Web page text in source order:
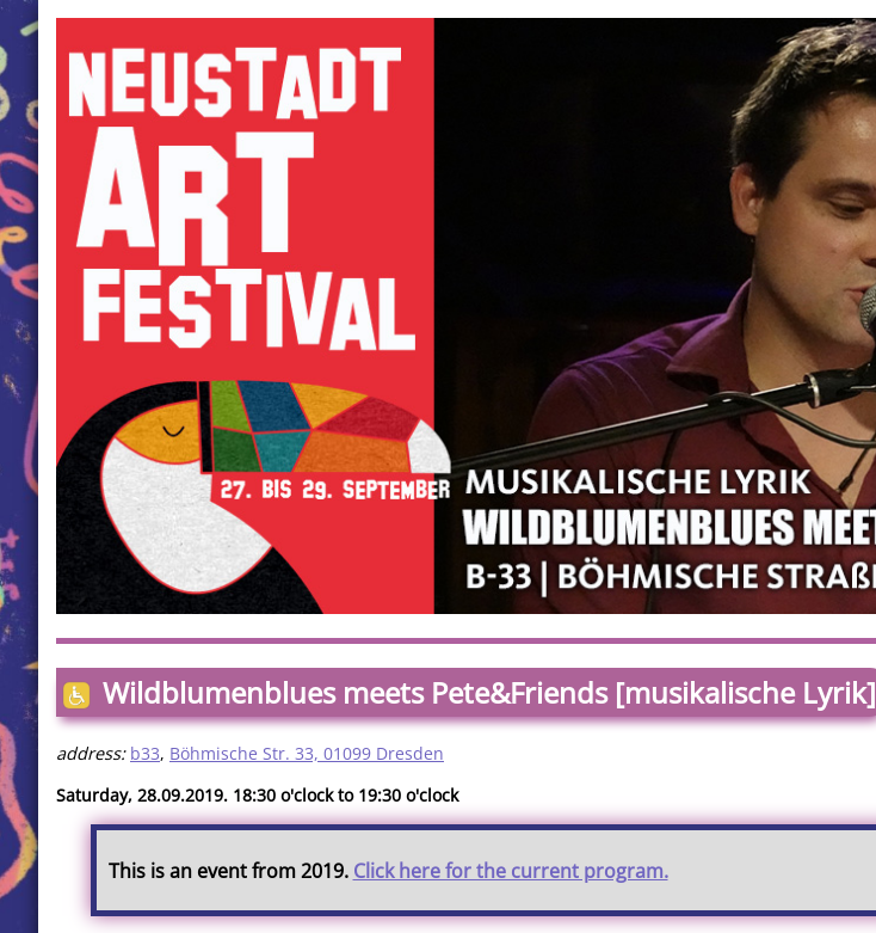
Wildblumenblues meets Pete&Friends [musikalische Lyrik]
address: b33, Böhmische Str. 33, 01099 Dresden
Saturday, 28.09.2019. 18:30 o'clock to 19:30 o'clock
This is an event from 2019. Click here for the current program.